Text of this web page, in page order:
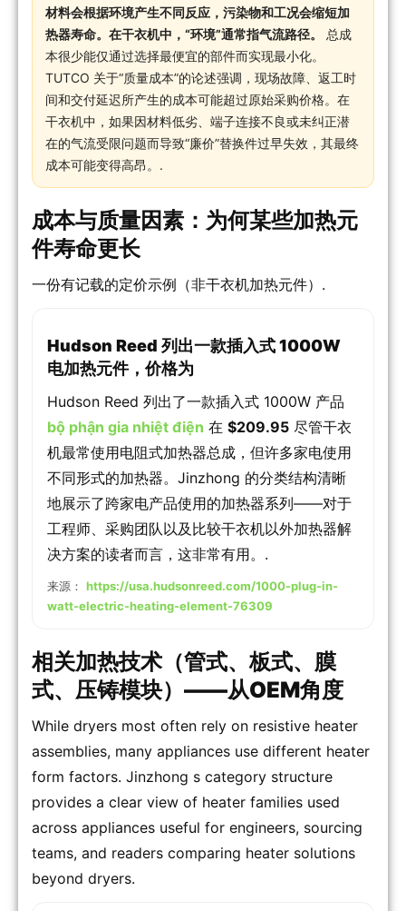
材料会根据环境产生不同反应，污染物和工况会缩短加
热器寿命。在干衣机中，“环境”通常指气流路径。
总成
本很少能仅通过选择最便宜的部件而实现最小化。
TUTCO 关于“质量成本”的论述强调，现场故障、返工时
间和交付延迟所产生的成本可能超过原始采购价格。在
干衣机中，如果因材料低劣、端子连接不良或未纠正潜
在的气流受限问题而导致“廉价”替换件过早失效，其最终
成本可能变得高昂。.
成本与质量因素：为何某些加热元
件寿命更长
一份有记载的定价示例（非干衣机加热元件）.
Hudson Reed 列出一款插入式 1000W
电加热元件，价格为
Hudson Reed 列出了一款插入式 1000W 产品
bộ phận gia nhiệt điện 在 $209.95 尽管干衣
机最常使用电阻式加热器总成，但许多家电使用
不同形式的加热器。Jinzhong 的分类结构清晰
地展示了跨家电产品使用的加热器系列——对于
工程师、采购团队以及比较干衣机以外加热器解
决方案的读者而言，这非常有用。.
来源： https://usa.hudsonreed.com/1000-plug-in-
watt-electric-heating-element-76309
相关加热技术（管式、板式、膜
式、压铸模块）——从OEM角度
While dryers most often rely on resistive heater
assemblies, many appliances use different heater
form factors. Jinzhong s category structure
provides a clear view of heater families used
across appliances useful for engineers, sourcing
teams, and readers comparing heater solutions
beyond dryers.